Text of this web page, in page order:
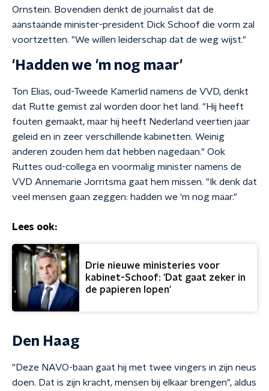
Ornstein. Bovendien denkt de journalist dat de
aanstaande minister-president Dick Schoof die vorm zal
voortzetten. "We willen leiderschap dat de weg wijst."
'Hadden we 'm nog maar'
Ton Elias, oud-Tweede Kamerlid namens de VVD, denkt
dat Rutte gemist zal worden door het land. "Hij heeft
fouten gemaakt, maar hij heeft Nederland veertien jaar
geleid en in zeer verschillende kabinetten. Weinig
anderen zouden hem dat hebben nagedaan." Ook
Ruttes oud-collega en voormalig minister namens de
VVD Annemarie Jorritsma gaat hem missen. "Ik denk dat
veel mensen gaan zeggen: hadden we 'm nog maar."
Lees ook:
Drie nieuwe ministeries voor
kabinet-Schoof: 'Dat gaat zeker in
de papieren lopen'
Den Haag
"Deze NAVO-baan gaat hij met twee vingers in zijn neus
doen. Dat is zijn kracht, mensen bij elkaar brengen", aldus